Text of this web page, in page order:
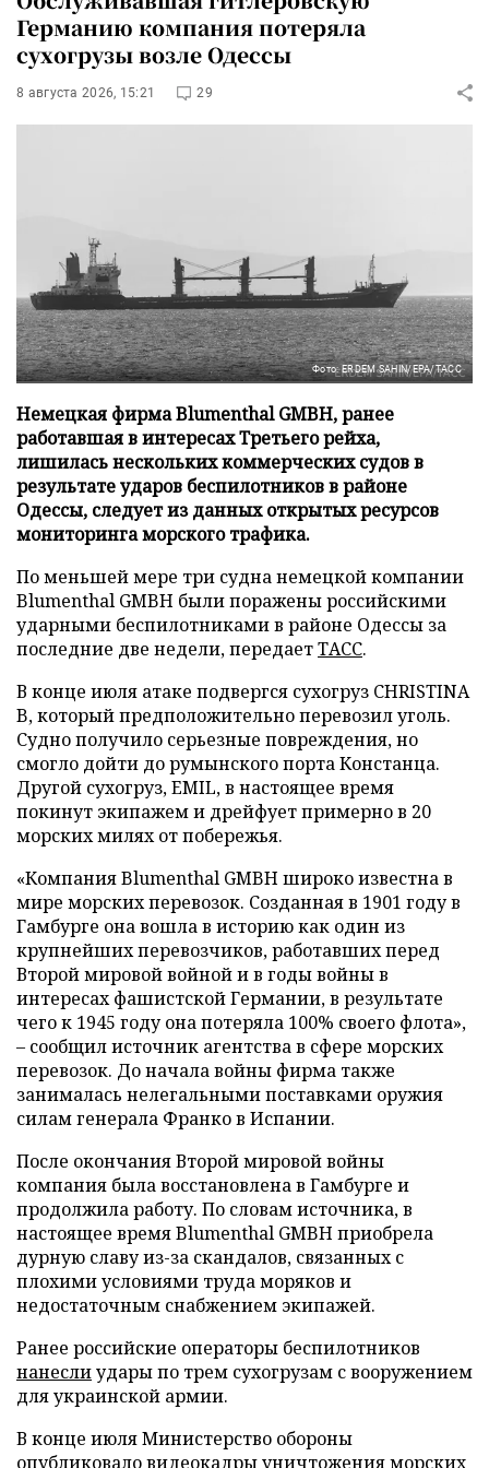
Германию компания потеряла
сухогрузы возле Одессы
8 августа 2026, 15:21 29
Фото: ERDEM SAHIN/EPA/ТАСС
Немецкая фирма Blumenthal GMBH, ранее
работавшая в интересах Третьего рейха,
лишилась нескольких коммерческих судов в
результате ударов беспилотников в районе
Одессы, следует из данных открытых ресурсов
мониторинга морского трафика.
По меньшей мере три судна немецкой компании
Blumenthal GMBH были поражены российскими
ударными беспилотниками в районе Одессы за
последние две недели, передаетТАСС.
В конце июля атаке подвергся сухогруз CHRISTINA
B, который предположительно перевозил уголь.
Судно получило серьезные повреждения, но
смогло дойти до румынского порта Констанца.
Другой сухогруз, EMIL, в настоящее время
покинут экипажем и дрейфует примерно в 20
морских милях от побережья.
«Компания Blumenthal GMBH широко известна в
мире морских перевозок. Созданная в 1901 году в
Гамбурге она вошла в историю как один из
крупнейших перевозчиков, работавших перед
Второй мировой войной и в годы войны в
интересах фашистской Германии, в результате
чего к 1945 году она потеряла 100% своего флота»,
– сообщил источник агентства в сфере морских
перевозок. До начала войны фирма также
занималась нелегальными поставками оружия
силам генерала Франко в Испании.
После окончания Второй мировой войны
компания была восстановлена в Гамбурге и
продолжила работу. По словам источника, в
настоящее время Blumenthal GMBH приобрела
дурную славу из-за скандалов, связанных с
плохими условиями труда моряков и
недостаточным снабжением экипажей.
Ранее российские операторы беспилотников
нанеслиудары по трем сухогрузам с вооружением
для украинской армии.
В конце июля Министерство обороны
опубликоваловидеокадры уничтожения морских